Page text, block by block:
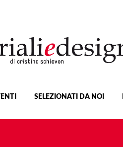
SELEZIONATI DA NOI